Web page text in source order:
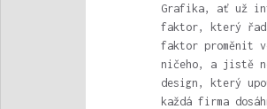
Grafika, ať už
faktor, který
faktor proměnit
ničeho, a jistě
design, který
každá firma